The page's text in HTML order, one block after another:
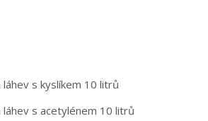
s kyslíkem 10 litrů
láhev s acetylénem 10 litrů